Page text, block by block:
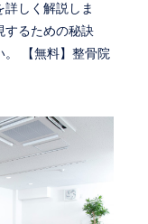
しく解説しま
するための秘訣
。 【無料】整骨院